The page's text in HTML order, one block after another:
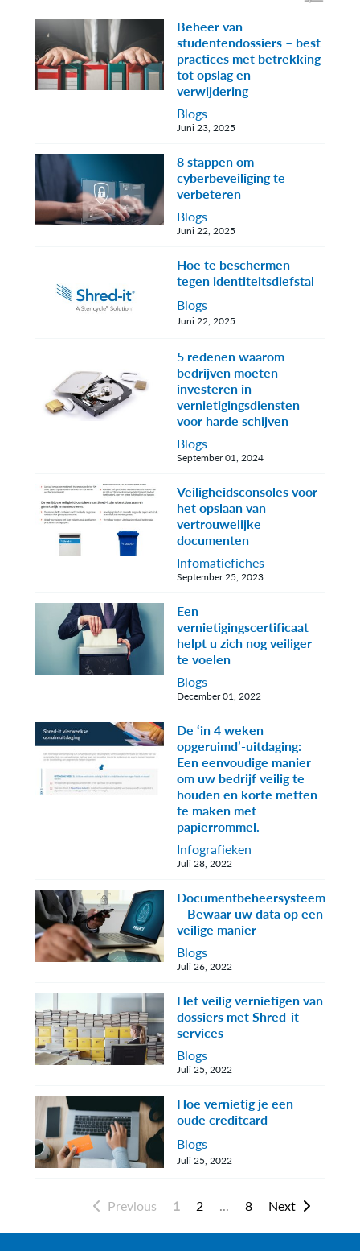
Blogs
Beheer van
studentendossiers – best
practices met betrekking
tot opslag en
verwijdering
Juni 23, 2025
Blogs
8 stappen om
cyberbeveiliging te
verbeteren
Juni 22, 2025
Blogs
Hoe te beschermen
tegen identiteitsdiefstal
Juni 22, 2025
Blogs
5 redenen waarom
bedrijven moeten
investeren in
vernietigingsdiensten
voor harde schijven
September 01, 2024
Infomatiefiches
Veiligheidsconsoles voor
het opslaan van
vertrouwelijke
documenten
September 25, 2023
Blogs
Een
vernietigingscertificaat
helpt u zich nog veiliger
te voelen
December 01, 2022
Infografieken
De ‘in 4 weken
opgeruimd’-uitdaging:
Een eenvoudige manier
om uw bedrijf veilig te
houden en korte metten
te maken met
papierrommel.
Juli 28, 2022
Blogs
Documentbeheersysteem
– Bewaar uw data op een
veilige manier
Juli 26, 2022
Blogs
Het veilig vernietigen van
dossiers met Shred-it-
services
Juli 25, 2022
Blogs
Hoe vernietig je een
oude creditcard
Juli 25, 2022
Previous 1 2 ... 8 Next